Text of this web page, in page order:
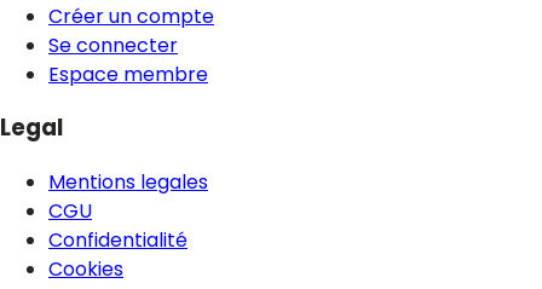
Créer un compte
Se connecter
Espace membre
Legal
Mentions legales
CGU
Confidentialité
Cookies